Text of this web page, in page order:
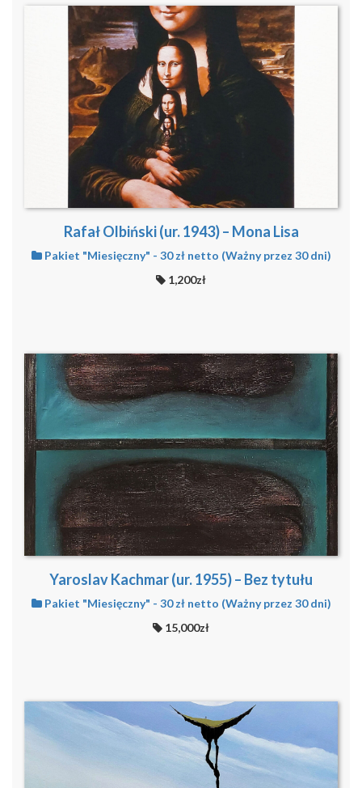
Rafał Olbiński (ur. 1943) – Mona Lisa
Pakiet "Miesięczny" - 30 zł netto (Ważny przez 30 dni)
1,200zł
Yaroslav Kachmar (ur. 1955) – Bez tytułu
Pakiet "Miesięczny" - 30 zł netto (Ważny przez 30 dni)
15,000zł